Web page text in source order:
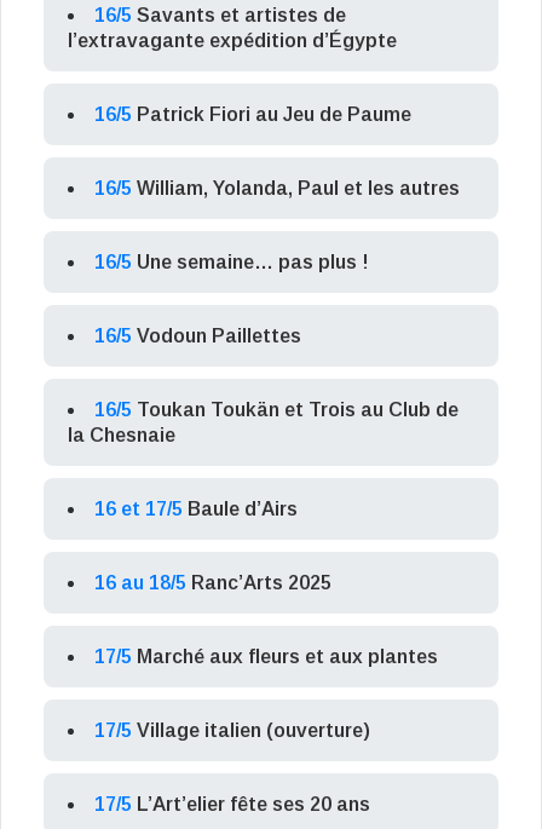
16/5 Savants et artistes de
l’extravagante expédition d’Égypte
16/5 Patrick Fiori au Jeu de Paume
16/5 William, Yolanda, Paul et les autres
16/5 Une semaine… pas plus !
16/5 Vodoun Paillettes
16/5 Toukan Toukän et Trois au Club de
la Chesnaie
16 et 17/5 Baule d’Airs
16 au 18/5 Ranc’Arts 2025
17/5 Marché aux fleurs et aux plantes
17/5 Village italien (ouverture)
17/5 L’Art’elier fête ses 20 ans